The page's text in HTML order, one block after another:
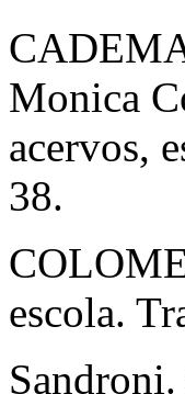
Monica
acervos,
38.
escola.